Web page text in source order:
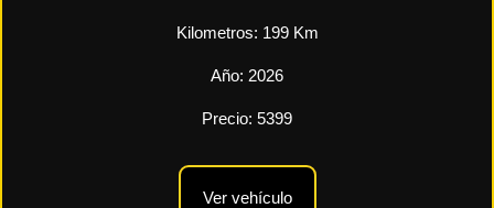
Kilometros: 199Km
Año: 2026
Precio: 5399
Ver vehículo